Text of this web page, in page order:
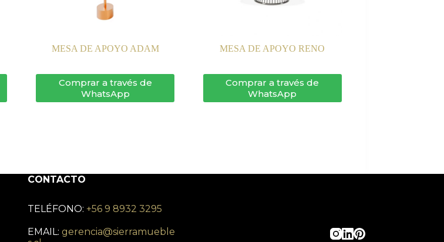
MESA DE APOYO ADAM
Comprar a través de
WhatsApp
MESA DE APOYO RENO
Comprar a través de
WhatsApp
CONTACTO
TELÉFONO: +56 9 8932 3295
EMAIL: gerencia@sierramueble